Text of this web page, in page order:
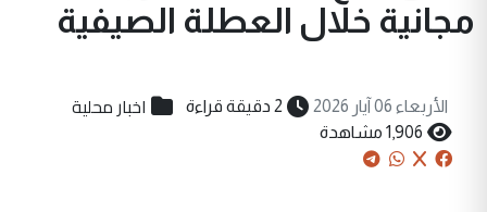
مجانية خلال العطلة الصيفية
الأربعاء 06 آيار 2026 2 دقيقة قراءة اخبار محلية
1,906 مشاهدة